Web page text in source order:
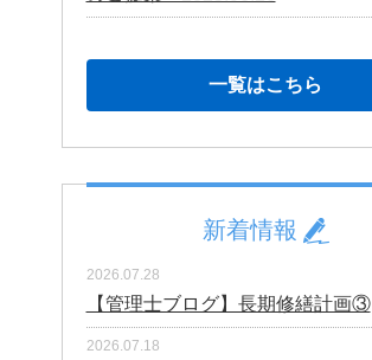
一覧はこちら
新着情報
2026.07.28
【管理士ブログ】長期修繕計画③
2026.07.18